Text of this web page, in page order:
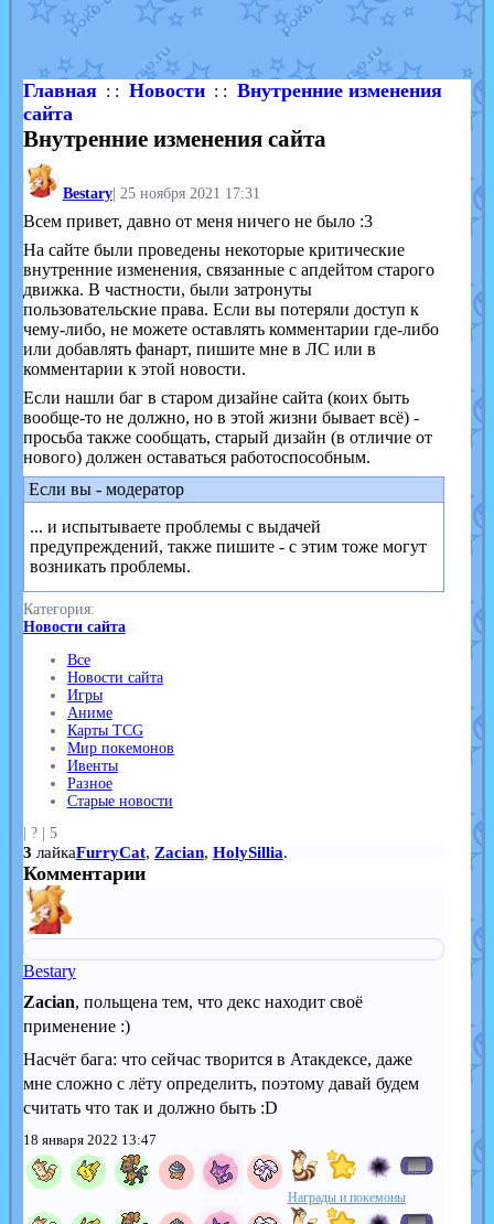
Shadow mismagiusотJOK_julia
в фанарте.
художникот vicavicaв фанарте.
Главная: : Новости: : Внутренние изменения
сайта
Внутренние изменения сайта
Bestary| 25 ноября 2021 17:31
Всем привет, давно от меня ничего не было :3
На сайте были проведены некоторые критические
внутренние изменения, связанные с апдейтом старого
движка. В частности, были затронуты
пользовательские права. Если вы потеряли доступ к
чему-либо, не можете оставлять комментарии где-либо
или добавлять фанарт, пишите мне в ЛС или в
комментарии к этой новости.
Если нашли баг в старом дизайне сайта (коих быть
вообще-то не должно, но в этой жизни бывает всё) -
просьба также сообщать, старый дизайн (в отличие от
нового) должен оставаться работоспособным.
Если вы - модератор
... и испытываете проблемы с выдачей
предупреждений, также пишите - с этим тоже могут
возникать проблемы.
Категория:
Новости сайта
Все
Новости сайта
Игры
Аниме
Карты TCG
Мир покемонов
Ивенты
Разное
Старые новости
? 5
3 лайкаFurryCat, Zacian, HolySillia.
Комментарии
Bestary
Zacian, польщена тем, что декс находит своё
применение :)
Насчёт бага: что сейчас творится в Атакдексе, даже
мне сложно с лёту определить, поэтому давай будем
считать что так и должно быть :D
18 января 2022 13:47
Награды и покемоны